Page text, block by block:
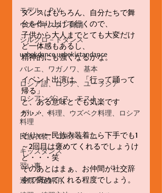
モデル、ＰＶ
ウズベキスタン舞踊
シルクロ－ドダンス
uzbekdance,uzbekistandance
バレエ、ワガノワ、基本
ロシア語、ロシア、ユーラシア
ロシアンダンス、モスト
グルメ、料理、ウズベク料理、ロシア
料理
民族衣装、コスチュ－ム
キッズダンス
習い事
運動不足解消
ダンスはもちろん、自分たちで舞
台を作り上げて行くので、
子供から大人までとても大変だけ
ど一体感もあるし、
精神的にも強くなるかな。
イベント出演は、「行って踊って
帰る」
と、ある意味とても気楽です
が・・・
そりゃー民族衣装着たら下手でも1
～2回目は褒めてくれるでしょうけ
ど・・・笑
そのあとはまぁ、お仲間が社交辞
令で褒めてくれる程度でしょう。